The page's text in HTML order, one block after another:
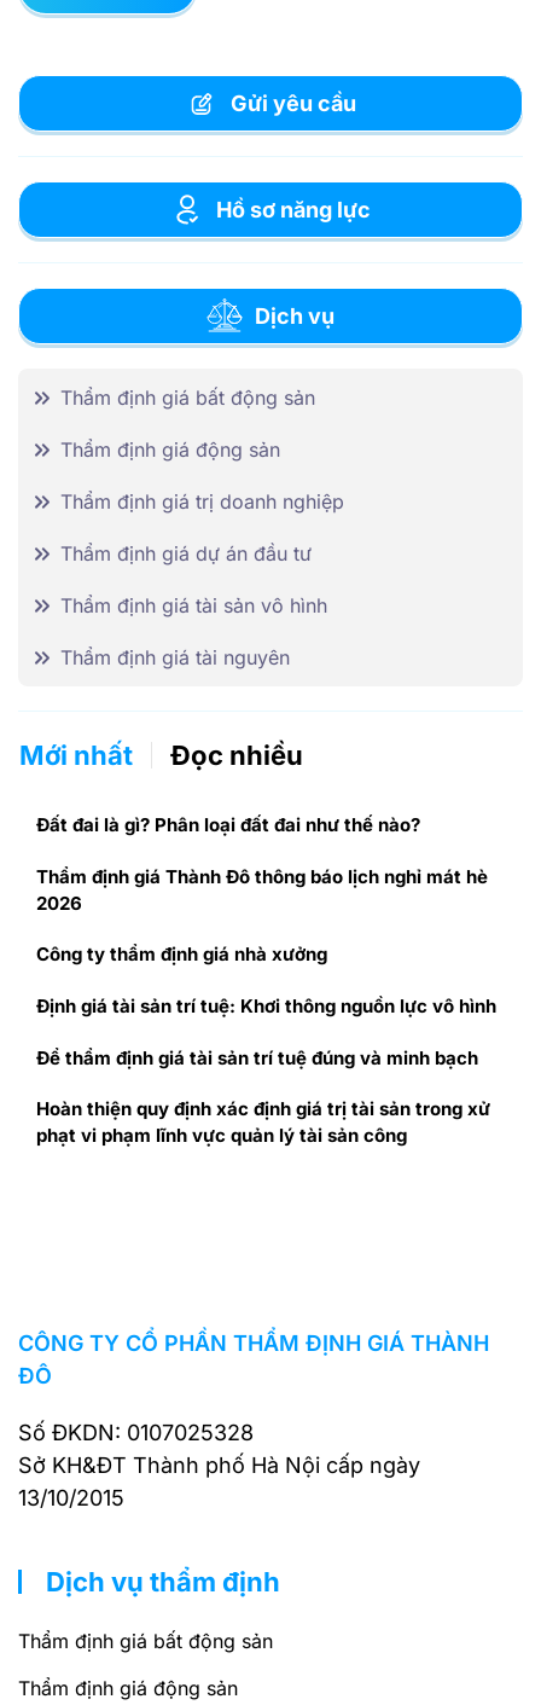
Gửi yêu cầu
Hồ sơ năng lực
Dịch vụ
Thẩm định giá bất động sản
Thẩm định giá động sản
Thẩm định giá trị doanh nghiệp
Thẩm định giá dự án đầu tư
Thẩm định giá tài sản vô hình
Thẩm định giá tài nguyên
Mới nhất Đọc nhiều
Đất đai là gì? Phân loại đất đai như thế nào?
Thẩm định giá Thành Đô thông báo lịch nghỉ mát hè
2026
Công ty thẩm định giá nhà xưởng
Định giá tài sản trí tuệ: Khơi thông nguồn lực vô hình
Để thẩm định giá tài sản trí tuệ đúng và minh bạch
Hoàn thiện quy định xác định giá trị tài sản trong xử
phạt vi phạm lĩnh vực quản lý tài sản công
CÔNG TY CỔ PHẦN THẨM ĐỊNH GIÁ THÀNH
ĐÔ
Số ĐKDN: 0107025328
Sở KH&ĐT Thành phố Hà Nội cấp ngày
13/10/2015
Dịch vụ thẩm định
Thẩm định giá bất động sản
Thẩm định giá động sản